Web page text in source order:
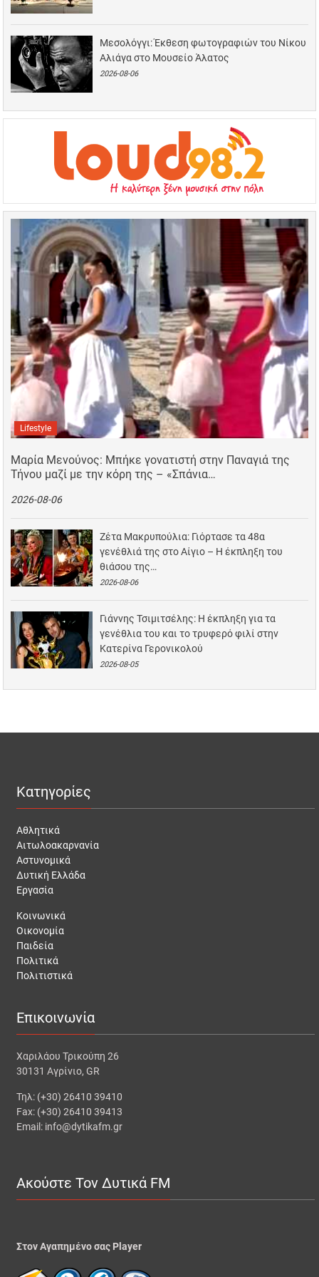
Μεσολόγγι: Έκθεση φωτογραφιών του Νίκου
Αλιάγα στο Μουσείο Άλατος
2026-08-06
Lifestyle
Μαρία Μενούνος: Μπήκε γονατιστή στην Παναγιά της
Τήνου μαζί με την κόρη της – «Σπάνια…
2026-08-06
Ζέτα Μακρυπούλια: Γιόρτασε τα 48α
γενέθλιά της στο Αίγιο – Η έκπληξη του
θιάσου της…
2026-08-06
Γιάννης Τσιμιτσέλης: Η έκπληξη για τα
γενέθλια του και το τρυφερό φιλί στην
Κατερίνα Γερονικολού
2026-08-05
Κατηγορίες
Αθλητικά
Αιτωλοακαρνανία
Αστυνομικά
Δυτική Ελλάδα
Εργασία
Κοινωνικά
Οικονομία
Παιδεία
Πολιτικά
Πολιτιστικά
Επικοινωνία
Χαριλάου Τρικούπη 26
30131 Αγρίνιο, GR
Τηλ: (+30) 26410 39410
Fax: (+30) 26410 39413
Email: info@dytikafm.gr
Ακούστε Τον Δυτικά FM
Στον Αγαπημένο σας Player